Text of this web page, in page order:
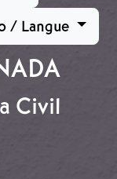
/ Langue
Civil